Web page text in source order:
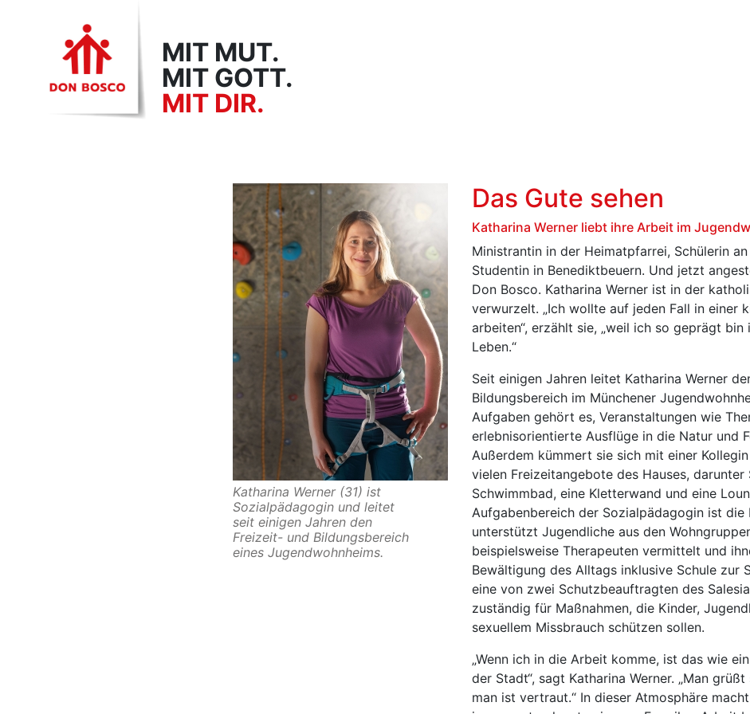
MIT MUT.
MIT GOTT.
MIT DIR.
Katharina Werner (31) ist
Sozialpädagogin und leitet
seit einigen Jahren den
Freizeit- und Bildungsbereich
eines Jugendwohnheims.
Das Gute sehen
Katharina Werner liebt ihre Arbeit im
Ministrantin in der Heimatpfarrei, Schülerin
Studentin in Benediktbeuern. Und jetzt
Don Bosco. Katharina Werner ist in der
verwurzelt. „Ich wollte auf jeden Fall in einer
arbeiten“, erzählt sie, „weil ich so geprägt bin
Leben.“
Seit einigen Jahren leitet Katharina Werner
Bildungsbereich im Münchener
Aufgaben gehört es, Veranstaltungen wie
erlebnisorientierte Ausflüge in die Natur und
Außerdem kümmert sie sich mit einer
vielen Freizeitangebote des Hauses,
Schwimmbad, eine Kletterwand und eine
Aufgabenbereich der Sozialpädagogin ist die
unterstützt Jugendliche aus den
beispielsweise Therapeuten vermittelt und
Bewältigung des Alltags inklusive Schule zur
eine von zwei Schutzbeauftragten des
zuständig für Maßnahmen, die Kinder,
sexuellem Missbrauch schützen sollen.
„Wenn ich in die Arbeit komme, ist das wie
der Stadt“, sagt Katharina Werner. „Man
man ist vertraut.“ In dieser Atmosphäre